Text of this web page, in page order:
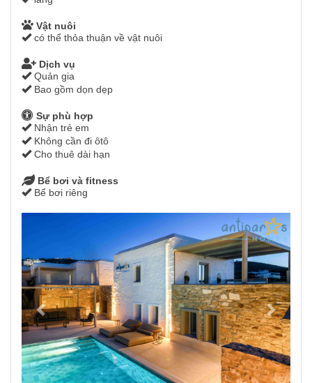
Vật nuôi
có thể thỏa thuận về vật nuôi
Dịch vụ
Quản gia
Bao gồm dọn dẹp
Sự phù hợp
Nhận trẻ em
Không cần đi ôtô
Cho thuê dài hạn
Bể bơi và fitness
Bể bơi riêng
Next